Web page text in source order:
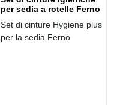
per sedia a rotelle Ferno
Set di cinture Hygiene plus
per la sedia Ferno